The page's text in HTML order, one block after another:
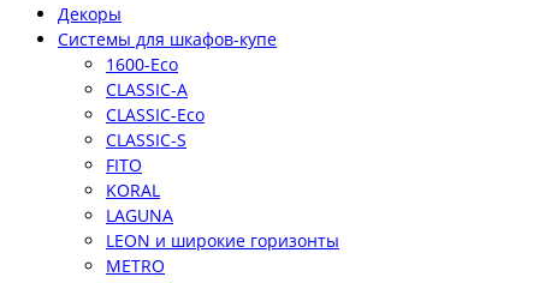
Декоры
Системы для шкафов-купе
1600-Eco
CLASSIC-A
CLASSIC-Eco
CLASSIC-S
FITO
KORAL
LAGUNA
LEON и широкие горизонты
METRO